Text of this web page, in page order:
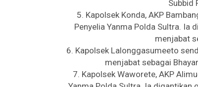
Subbid
5. Kapolsek Konda, AKP
Penyelia Yanma Polda Sultra. Ia
menjabat
6. Kapolsek Lalonggasumeeto
menjabat sebagai
7. Kapolsek Waworete, AKP